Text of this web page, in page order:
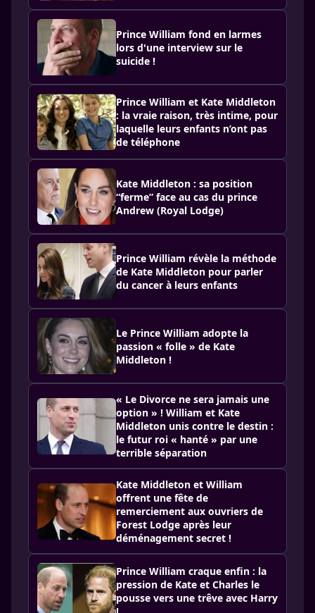
Prince William fond en larmes
lors d'une interview sur le
suicide !
Prince William et Kate Middleton
: la vraie raison, très intime, pour
laquelle leurs enfants n’ont pas
de téléphone
Kate Middleton : sa position
“ferme” face au cas du prince
Andrew (Royal Lodge)
Prince William révèle la méthode
de Kate Middleton pour parler
du cancer à leurs enfants
Le Prince William adopte la
passion « folle » de Kate
Middleton !
« Le Divorce ne sera jamais une
option » ! William et Kate
Middleton unis contre le destin :
le futur roi « hanté » par une
terrible séparation
Kate Middleton et William
offrent une fête de
remerciement aux ouvriers de
Forest Lodge après leur
déménagement secret !
Prince William craque enfin : la
pression de Kate et Charles le
pousse vers une trêve avec Harry